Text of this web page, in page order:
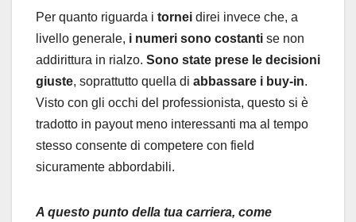
Per quanto riguarda i tornei direi invece che, a
livello generale, i numeri sono costanti se non
addirittura in rialzo. Sono state prese le decisioni
giuste, soprattutto quella di abbassare i buy-in.
Visto con gli occhi del professionista, questo si è
tradotto in payout meno interessanti ma al tempo
stesso consente di competere con field
sicuramente abbordabili.
A questo punto della tua carriera, come